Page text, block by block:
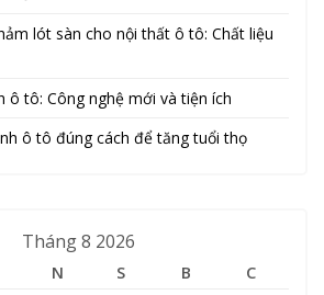
lót sàn cho nội thất ô tô: Chất liệu
ô tô: Công nghệ mới và tiện ích
ô tô đúng cách để tăng tuổi thọ
Tháng 8 2026
N S B
C